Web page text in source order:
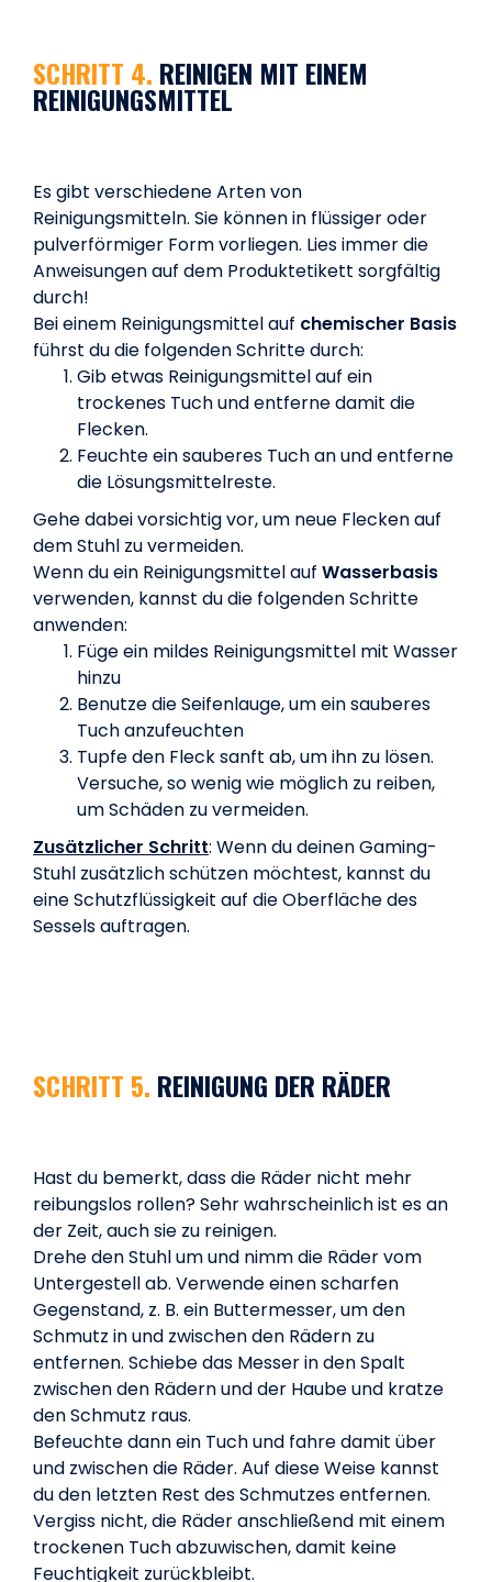
SCHRITT 4. REINIGEN MIT EINEM
REINIGUNGSMITTEL
Es gibt verschiedene Arten von
Reinigungsmitteln. Sie können in flüssiger oder
pulverförmiger Form vorliegen. Lies immer die
Anweisungen auf dem Produktetikett sorgfältig
durch!
Bei einem Reinigungsmittel auf chemischer Basis
führst du die folgenden Schritte durch:
Gib etwas Reinigungsmittel auf ein
trockenes Tuch und entferne damit die
Flecken.
Feuchte ein sauberes Tuch an und entferne
die Lösungsmittelreste.
Gehe dabei vorsichtig vor, um neue Flecken auf
dem Stuhl zu vermeiden.
Wenn du ein Reinigungsmittel auf Wasserbasis
verwenden, kannst du die folgenden Schritte
anwenden:
Füge ein mildes Reinigungsmittel mit Wasser
hinzu
Benutze die Seifenlauge, um ein sauberes
Tuch anzufeuchten
Tupfe den Fleck sanft ab, um ihn zu lösen.
Versuche, so wenig wie möglich zu reiben,
um Schäden zu vermeiden.
Zusätzlicher Schritt: Wenn du deinen Gaming-
Stuhl zusätzlich schützen möchtest, kannst du
eine Schutzflüssigkeit auf die Oberfläche des
Sessels auftragen.
SCHRITT 5. REINIGUNG DER RÄDER
Hast du bemerkt, dass die Räder nicht mehr
reibungslos rollen? Sehr wahrscheinlich ist es an
der Zeit, auch sie zu reinigen.
Drehe den Stuhl um und nimm die Räder vom
Untergestell ab. Verwende einen scharfen
Gegenstand, z. B. ein Buttermesser, um den
Schmutz in und zwischen den Rädern zu
entfernen. Schiebe das Messer in den Spalt
zwischen den Rädern und der Haube und kratze
den Schmutz raus.
Befeuchte dann ein Tuch und fahre damit über
und zwischen die Räder. Auf diese Weise kannst
du den letzten Rest des Schmutzes entfernen.
Vergiss nicht, die Räder anschließend mit einem
trockenen Tuch abzuwischen, damit keine
Feuchtigkeit zurückbleibt.